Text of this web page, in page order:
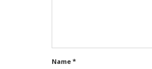
Name*